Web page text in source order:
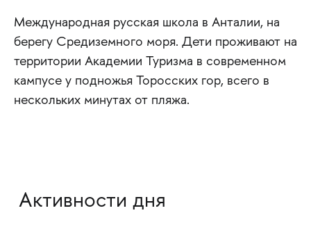
Международная русская школа в Анталии, на
берегу Средиземного моря. Дети проживают на
территории Академии Туризма в современном
кампусе у подножья Торосских гор, всего в
нескольких минутах от пляжа.
Активности дня